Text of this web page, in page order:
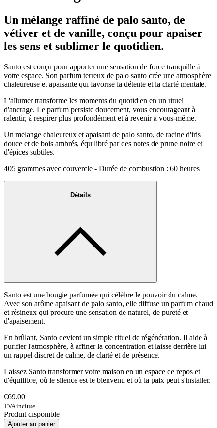
Un mélange raffiné de palo santo, de
vétiver et de vanille, conçu pour apaiser
les sens et sublimer le quotidien.
Santo est conçu pour apporter une sensation de force tranquille à
votre espace. Son parfum terreux de palo santo crée une atmosphère
chaleureuse et apaisante qui favorise la détente et la clarté mentale.
L'allumer transforme les moments du quotidien en un rituel
d'ancrage. Le parfum persiste doucement, vous encourageant à
ralentir, à respirer plus profondément et à revenir à vous-même.
Un mélange chaleureux et apaisant de palo santo, de racine d'iris
douce et de bois ambrés, équilibré par des notes de prune noire et
d'épices subtiles.
405 grammes avec couvercle - Durée de combustion : 60 heures
Détails
Santo est une bougie parfumée qui célèbre le pouvoir du calme.
Avec son arôme apaisant de palo santo, elle diffuse un parfum chaud
et résineux qui procure une sensation de naturel, de pureté et
d'apaisement.
En brûlant, Santo devient un simple rituel de régénération. Il aide à
purifier l'atmosphère, à affiner la concentration et laisse derrière lui
un rappel discret de calme, de clarté et de présence.
Laissez Santo transformer votre maison en un espace de repos et
d'équilibre, où le silence est le bienvenu et où la paix peut s'installer.
€69.00
TVA incluse.
Produit disponible
Ajouter au panier